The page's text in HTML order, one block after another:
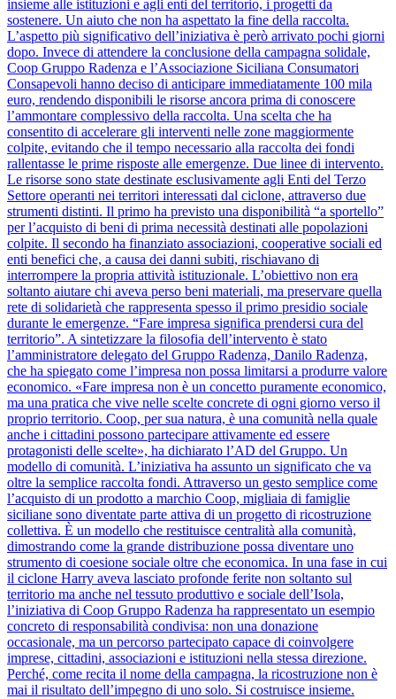
insieme alle istituzioni e agli enti del territorio, i progetti da
sostenere. Un aiuto che non ha aspettato la fine della raccolta.
L’aspetto più significativo dell’iniziativa è però arrivato pochi giorni
dopo. Invece di attendere la conclusione della campagna solidale,
Coop Gruppo Radenza e l’Associazione Siciliana Consumatori
Consapevoli hanno deciso di anticipare immediatamente 100 mila
euro, rendendo disponibili le risorse ancora prima di conoscere
l’ammontare complessivo della raccolta. Una scelta che ha
consentito di accelerare gli interventi nelle zone maggiormente
colpite, evitando che il tempo necessario alla raccolta dei fondi
rallentasse le prime risposte alle emergenze. Due linee di intervento.
Le risorse sono state destinate esclusivamente agli Enti del Terzo
Settore operanti nei territori interessati dal ciclone, attraverso due
strumenti distinti. Il primo ha previsto una disponibilità “a sportello”
per l’acquisto di beni di prima necessità destinati alle popolazioni
colpite. Il secondo ha finanziato associazioni, cooperative sociali ed
enti benefici che, a causa dei danni subiti, rischiavano di
interrompere la propria attività istituzionale. L’obiettivo non era
soltanto aiutare chi aveva perso beni materiali, ma preservare quella
rete di solidarietà che rappresenta spesso il primo presidio sociale
durante le emergenze. “Fare impresa significa prendersi cura del
territorio”. A sintetizzare la filosofia dell’intervento è stato
l’amministratore delegato del Gruppo Radenza, Danilo Radenza,
che ha spiegato come l’impresa non possa limitarsi a produrre valore
economico. «Fare impresa non è un concetto puramente economico,
ma una pratica che vive nelle scelte concrete di ogni giorno verso il
proprio territorio. Coop, per sua natura, è una comunità nella quale
anche i cittadini possono partecipare attivamente ed essere
protagonisti delle scelte», ha dichiarato l’AD del Gruppo. Un
modello di comunità. L’iniziativa ha assunto un significato che va
oltre la semplice raccolta fondi. Attraverso un gesto semplice come
l’acquisto di un prodotto a marchio Coop, migliaia di famiglie
siciliane sono diventate parte attiva di un progetto di ricostruzione
collettiva. È un modello che restituisce centralità alla comunità,
dimostrando come la grande distribuzione possa diventare uno
strumento di coesione sociale oltre che economica. In una fase in cui
il ciclone Harry aveva lasciato profonde ferite non soltanto sul
territorio ma anche nel tessuto produttivo e sociale dell’Isola,
l’iniziativa di Coop Gruppo Radenza ha rappresentato un esempio
concreto di responsabilità condivisa: non una donazione
occasionale, ma un percorso partecipato capace di coinvolgere
imprese, cittadini, associazioni e istituzioni nella stessa direzione.
Perché, come recita il nome della campagna, la ricostruzione non è
mai il risultato dell’impegno di uno solo. Si costruisce insieme.